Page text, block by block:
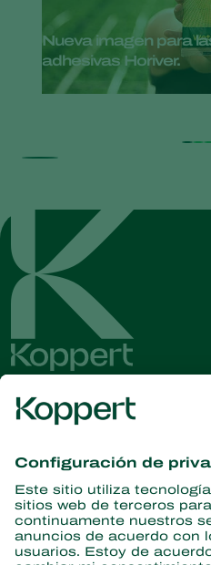
Nueva imagen para
adhesivas Horiver.
información
Partners with Nature